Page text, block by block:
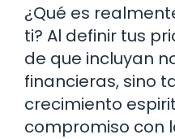
¿Qué es
ti? Al definir tus
de que incluyan
financieras, sino
crecimiento
compromiso con